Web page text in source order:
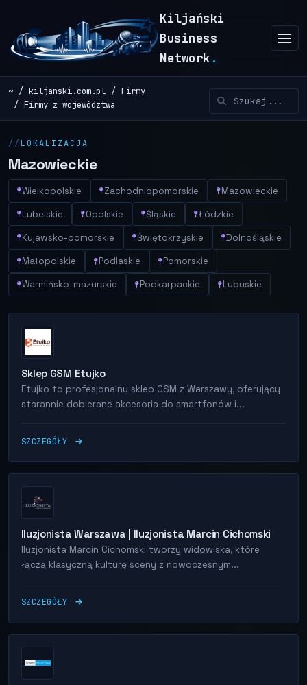
Kiljański
Business
Network .
~ kiljanski.com.pl
Firmy
Firmy z województwa
LOKALIZACJA
Mazowieckie
Wielkopolskie Zachodniopomorskie Mazowieckie
Lubelskie Opolskie Śląskie Łódzkie
Kujawsko-pomorskie Świętokrzyskie Dolnośląskie
Małopolskie Podlaskie Pomorskie
Warmińsko-mazurskie Podkarpackie Lubuskie
Sklep GSM Etujko
Etujko to profesjonalny sklep GSM z Warszawy, oferujący
starannie dobierane akcesoria do smartfonów i...
SZCZEGÓŁY
Iluzjonista Warszawa | Iluzjonista Marcin Cichomski
Iluzjonista Marcin Cichomski tworzy widowiska, które
łączą klasyczną kulturę sceny z nowoczesnym...
SZCZEGÓŁY